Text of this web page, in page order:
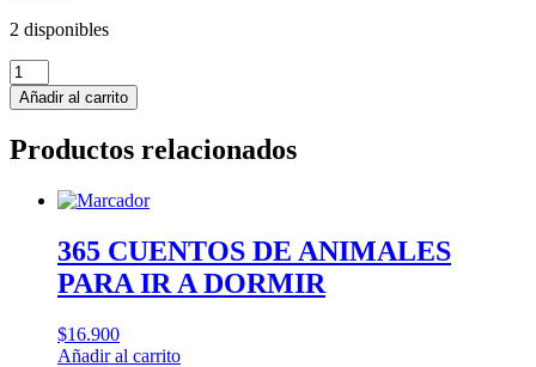
2 disponibles
REY
DE
LA
(SERIE
Huang
cantidad
Añadir al carrito
Productos relacionados
365 CUENTOS DE ANIMALES
PARA IR A DORMIR
$16.900
Añadir al carrito